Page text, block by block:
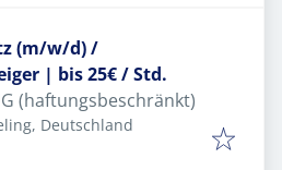
(m/w/d) /
| bis 25€ / Std.
(haftungsbeschränkt)
Deutschland